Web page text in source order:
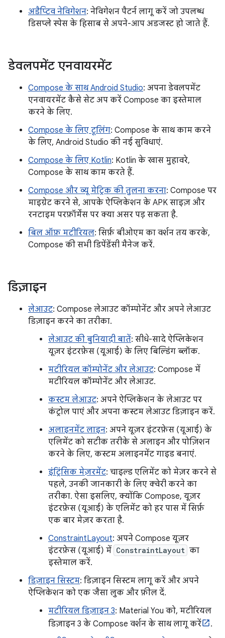
अडैप्टिव नेविगेशन: नेविगेशन पैटर्न लागू करें जो उपलब्ध
डिसप्ले स्पेस के हिसाब से अपने-आप अडजस्ट हो जाते हैं.
डेवलपमेंट एनवायरमेंट
Compose के साथ Android Studio: अपना डेवलपमेंट
एनवायरमेंट कैसे सेट अप करें Compose का इस्तेमाल
करने के लिए.
Compose के लिए टूलिंग: Compose के साथ काम करने
के लिए, Android Studio की नई सुविधाएं.
Compose के लिए Kotlin: Kotlin के खास मुहावरे,
Compose के साथ काम करते हैं.
Compose और व्यू मेट्रिक की तुलना करना: Compose पर
माइग्रेट करने से, आपके ऐप्लिकेशन के APK साइज़ और
रनटाइम परफ़ॉर्मेंस पर क्या असर पड़ सकता है.
बिल ऑफ़ मटीरियल: सिर्फ़ बीओएम का वर्शन तय करके,
Compose की सभी डिपेंडेंसी मैनेज करें.
डिज़ाइन
लेआउट: Compose लेआउट कॉम्पोनेंट और अपने लेआउट
डिज़ाइन करने का तरीका.
लेआउट की बुनियादी बातें: सीधे-सादे ऐप्लिकेशन
यूज़र इंटरफ़ेस (यूआई) के लिए बिल्डिंग ब्लॉक.
मटीरियल कॉम्पोनेंट और लेआउट: Compose में
मटीरियल कॉम्पोनेंट और लेआउट.
कस्टम लेआउट: अपने ऐप्लिकेशन के लेआउट पर
कंट्रोल पाएं और अपना कस्टम लेआउट डिज़ाइन करें.
अलाइनमेंट लाइन: अपने यूज़र इंटरफ़ेस (यूआई) के
एलिमेंट को सटीक तरीके से अलाइन और पोज़िशन
करने के लिए, कस्टम अलाइनमेंट गाइड बनाएं.
इंट्रिंसिक मेज़रमेंट: चाइल्ड एलिमेंट को मेज़र करने से
पहले, उनकी जानकारी के लिए क्वेरी करने का
तरीका. ऐसा इसलिए, क्योंकि Compose, यूज़र
इंटरफ़ेस (यूआई) के एलिमेंट को हर पास में सिर्फ़
एक बार मेज़र करता है.
ConstraintLayout: अपने Compose यूज़र
इंटरफ़ेस (यूआई) में ConstraintLayout का
इस्तेमाल करें.
डिज़ाइन सिस्टम: डिज़ाइन सिस्टम लागू करें और अपने
ऐप्लिकेशन को एक जैसा लुक और फ़ील दें.
मटीरियल डिज़ाइन 3: Material You को, मटीरियल
डिज़ाइन 3 के Compose वर्शन के साथ लागू करें
.